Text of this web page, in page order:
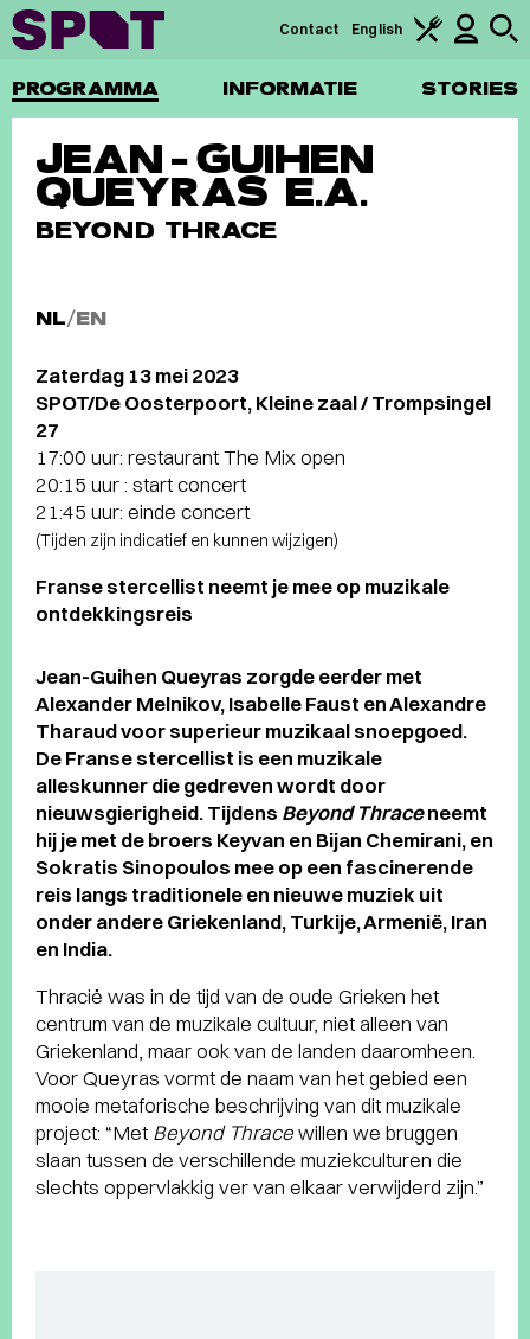
PROGRAMMA INFORMATIE STORIES
Contact English
JEAN-GUIHEN
QUEYRAS E.A.
BEYOND THRACE
NL/EN
Zaterdag 13 mei 2023
SPOT/De Oosterpoort, Kleine zaal / Trompsingel
27
17:00 uur: restaurant The Mix open
20:15 uur : start concert
21:45 uur: einde concert
(Tijden zijn indicatief en kunnen wijzigen)
Franse stercellist neemt je mee op muzikale
ontdekkingsreis
Jean-Guihen Queyras zorgde eerder met
Alexander Melnikov, Isabelle Faust en Alexandre
Tharaud voor superieur muzikaal snoepgoed.
De Franse stercellist is een muzikale
alleskunner die gedreven wordt door
nieuwsgierigheid. Tijdens Beyond Thraceneemt
hij je met de broers Keyvan en Bijan Chemirani, en
Sokratis Sinopoulos mee op een fascinerende
reis langs traditionele en nieuwe muziek uit
onder andere Griekenland, Turkije, Armenië, Iran
en India.
Thracië was in de tijd van de oude Grieken het
centrum van de muzikale cultuur, niet alleen van
Griekenland, maar ook van de landen daaromheen.
Voor Queyras vormt de naam van het gebied een
mooie metaforische beschrijving van dit muzikale
project: “Met Beyond Thracewillen we bruggen
slaan tussen de verschillende muziekculturen die
slechts oppervlakkig ver van elkaar verwijderd zijn.”